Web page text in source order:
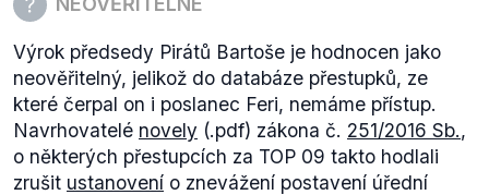
Výrok předsedy Pirátů Bartoše je hodnocen jako
neověřitelný, jelikož do databáze přestupků, ze
které čerpal on i poslanec Feri, nemáme přístup.
Navrhovatelé novely (.pdf) zákona č. 251/2016 Sb.,
o některých přestupcích za TOP 09 takto hodlali
zrušit ustanovení o znevážení postavení úřední